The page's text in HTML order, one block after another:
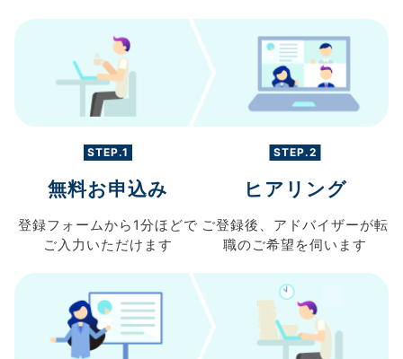
STEP.1
無料お申込み
登録フォームから 1分ほどで
ご入力 いただけます
STEP.2
ヒアリング
ご登録後、 アドバイザーが転
職のご希望を伺います